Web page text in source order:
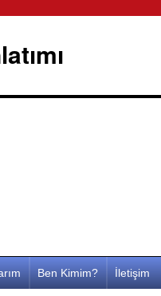
Ben Kimim? İletişim